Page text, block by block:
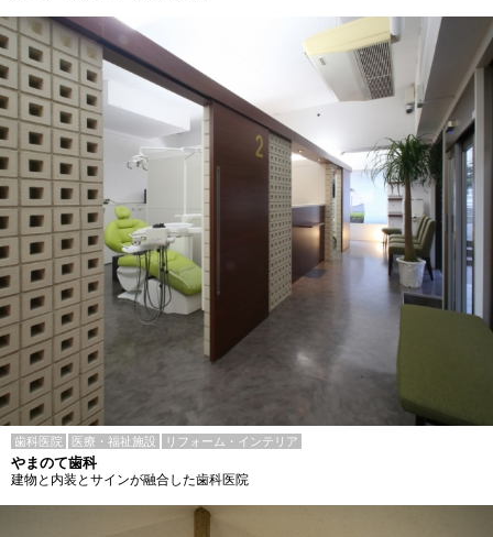
歯科医院 医療・福祉施設 リフォーム・インテリア
やまのて歯科
建物と内装とサインが融合した歯科医院